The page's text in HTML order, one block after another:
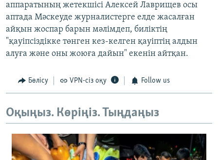
аппаратының жетекшісі Алексей Лаврищев осы
аптада Мәскеуде журналистерге елде жасалған
айқын жоспар барын мәлімдеп, биліктің
"қауіпсіздікке төнген кез-келген қауіптің алдын
алуға және оны жоюға дайын" екенін айтқан.
Бөлісу VPN-сіз оқу Follow us
Оқыңыз. Көріңіз. Тыңдаңыз